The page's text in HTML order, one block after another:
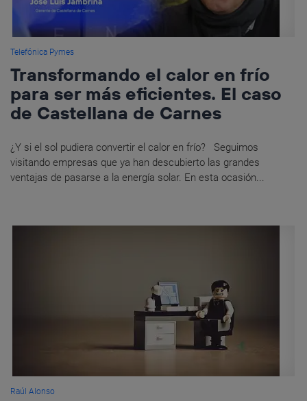
Telefónica Pymes
Transformando el calor en frío
para ser más eficientes. El caso
de Castellana de Carnes
¿Y si el sol pudiera convertir el calor en frío? Seguimos
visitando empresas que ya han descubierto las grandes
ventajas de pasarse a la energía solar. En esta ocasión...
Raúl Alonso